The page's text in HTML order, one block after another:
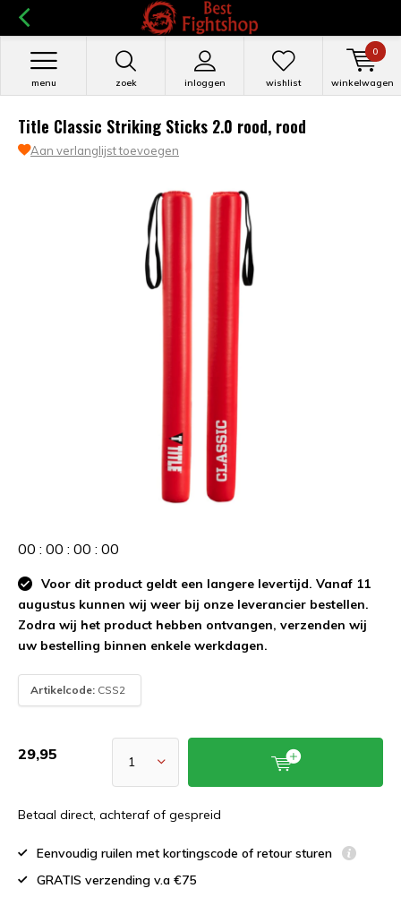
zoek inloggen
menu wishlist winkelwagen
0
Title Classic Striking Sticks 2.0 rood, rood
Aan verlanglijst toevoegen
00 : 00 : 00 : 00
Voor dit product geldt een langere levertijd. Vanaf 11
augustus kunnen wij weer bij onze leverancier bestellen.
Zodra wij het product hebben ontvangen, verzenden wij
uw bestelling binnen enkele werkdagen.
Artikelcode: CSS2
29,95
Betaal direct, achteraf of gespreid
Eenvoudig ruilen met kortingscode of retour sturen
GRATIS verzending v.a €75